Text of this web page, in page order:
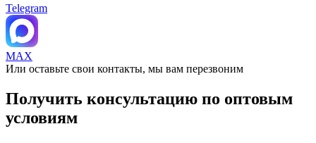
Telegram
MAX
Или оставьте свои контакты, мы вам перезвоним
Получить консультацию по оптовым
условиям